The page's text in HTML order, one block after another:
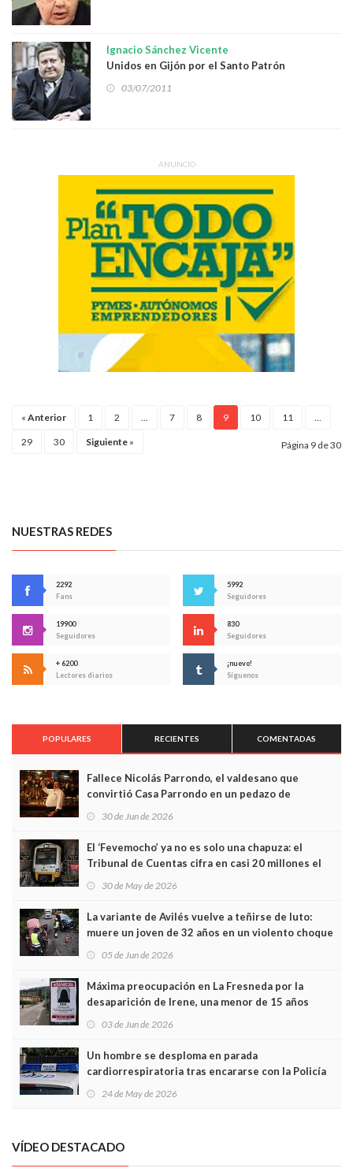
Ignacio Sánchez Vicente
Unidos en Gijón por el Santo Patrón
03/07/2011
ANUNCIO
« Anterior 1 2 ... 7 8 9 10 11 ...
29 30 Siguiente » Página 9 de 30
NUESTRAS REDES
2292
Fans
5992
Seguidores
19900
Seguidores
830
Seguidores
+ 6200
Lectores diarios
¡nuevo!
Síguenos
POPULARES RECIENTES COMENTADAS
Fallece Nicolás Parrondo, el valdesano que
convirtió Casa Parrondo en un pedazo de
Asturias en Madrid
30 de Jun de 2026
El ‘Fevemocho’ ya no es solo una chapuza: el
Tribunal de Cuentas cifra en casi 20 millones el
sobrecoste de los trenes que no cabían por los
30 de May de 2026
La variante de Avilés vuelve a teñirse de luto:
muere un joven de 32 años en un violento choque
frontal
05 de Jun de 2026
Máxima preocupación en La Fresneda por la
desaparición de Irene, una menor de 15 años
03 de Jun de 2026
Un hombre se desploma en parada
cardiorrespiratoria tras encararse con la Policía
Local en Luanco
24 de May de 2026
VÍDEO DESTACADO